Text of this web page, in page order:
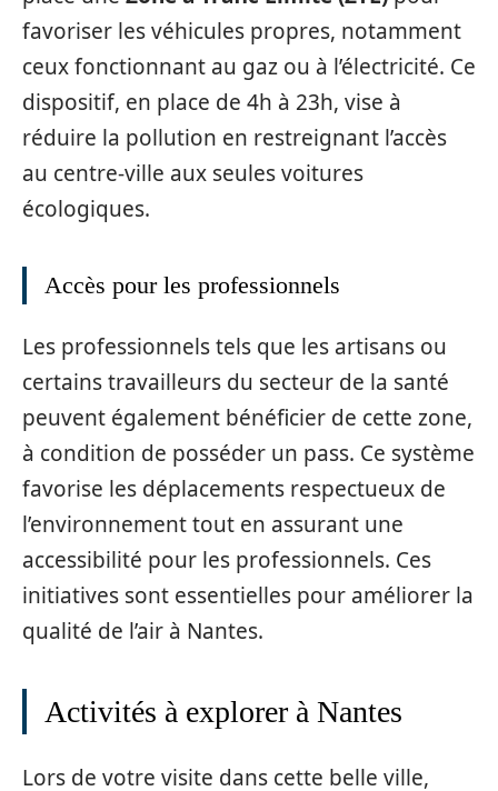
favoriser les véhicules propres, notamment
ceux fonctionnant au gaz ou à l’électricité. Ce
dispositif, en place de 4h à 23h, vise à
réduire la pollution en restreignant l’accès
au centre-ville aux seules voitures
écologiques.
Accès pour les professionnels
Les professionnels tels que les artisans ou
certains travailleurs du secteur de la santé
peuvent également bénéficier de cette zone,
à condition de posséder un pass. Ce système
favorise les déplacements respectueux de
l’environnement tout en assurant une
accessibilité pour les professionnels. Ces
initiatives sont essentielles pour améliorer la
qualité de l’air à Nantes.
Activités à explorer à Nantes
Lors de votre visite dans cette belle ville,